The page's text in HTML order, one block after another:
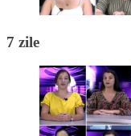
7 zile